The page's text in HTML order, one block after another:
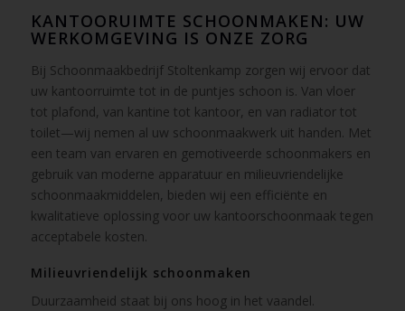
KANTOORUIMTE SCHOONMAKEN: UW
WERKOMGEVING IS ONZE ZORG
Bij Schoonmaakbedrijf Stoltenkamp zorgen wij ervoor dat
uw kantoorruimte tot in de puntjes schoon is. Van vloer
tot plafond, van kantine tot kantoor, en van radiator tot
toilet—wij nemen al uw schoonmaakwerk uit handen. Met
een team van ervaren en gemotiveerde schoonmakers en
gebruik van moderne apparatuur en milieuvriendelijke
schoonmaakmiddelen, bieden wij een efficiënte en
kwalitatieve oplossing voor uw kantoorschoonmaak tegen
acceptabele kosten.
Milieuvriendelijk schoonmaken
Duurzaamheid staat bij ons hoog in het vaandel.